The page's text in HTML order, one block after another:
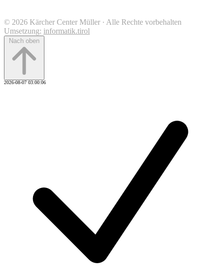
© 2026 Kärcher Center Müller · Alle Rechte vorbehalten
Umsetzung: informatik.tirol
Nach oben
2026-08-07 03:00:06